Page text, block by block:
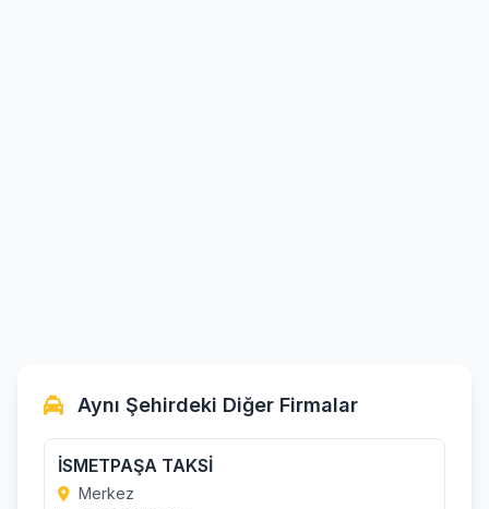
Aynı Şehirdeki Diğer Firmalar
İSMETPAŞA TAKSİ
Merkez